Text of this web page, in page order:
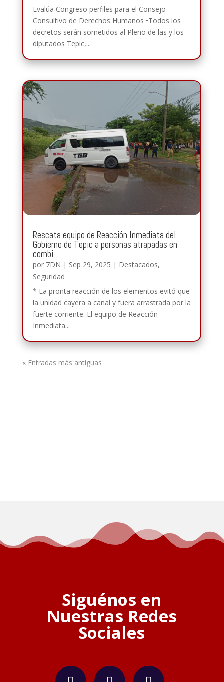
Evalúa Congreso perfiles para el Consejo
Consultivo de Derechos Humanos •Todos los
decretos serán sometidos al Pleno de las y los
diputados Tepic,...
Rescata equipo de Reacción Inmediata del
Gobierno de Tepic a personas atrapadas en
combi
por 7DN | Sep 29, 2025 | Destacados,
Seguridad
* La pronta reacción de los elementos evitó que
la unidad cayera a canal y fuera arrastrada por la
fuerte corriente. El equipo de Reacción
Inmediata...
« Entradas más antiguas
Siguénos en
Nuestras Redes
Sociales